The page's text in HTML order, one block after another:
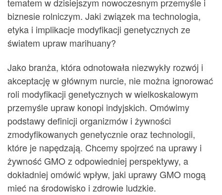
biznesie rolniczym. Jaki związek ma technologia,
etyka i implikacje modyfikacji genetycznych ze
światem upraw marihuany?
Jako branża, która odnotowała niezwykły rozwój i
akceptację w głównym nurcie, nie można ignorować
roli modyfikacji genetycznych w wielkoskalowym
przemyśle upraw konopi indyjskich. Omówimy
podstawy definicji organizmów i żywności
zmodyfikowanych genetycznie oraz technologii,
które je napędzają. Chcemy spojrzeć na uprawy i
żywność GMO z odpowiedniej perspektywy, a
dokładniej omówić wpływ, jaki uprawy GMO mogą
mieć na środowisko i zdrowie ludzkie.